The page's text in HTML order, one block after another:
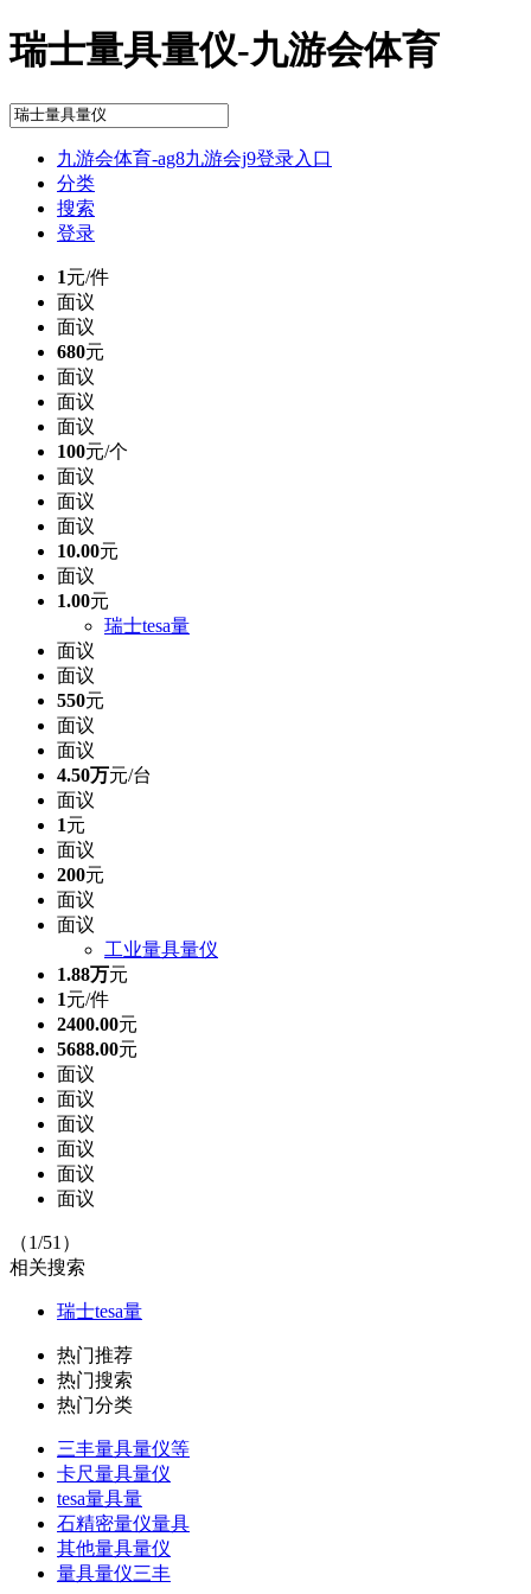
瑞士量具量仪-九游会体育
九游会体育-ag8九游会j9登录入口
分类
搜索
登录
1元/件
面议
面议
680元
面议
面议
面议
100元/个
面议
面议
面议
10.00元
面议
1.00元
瑞士tesa量
面议
面议
550元
面议
面议
4.50万元/台
面议
1元
面议
200元
面议
面议
工业量具量仪
1.88万元
1元/件
2400.00元
5688.00元
面议
面议
面议
面议
面议
面议
（1/51）
相关搜索
瑞士tesa量
热门推荐
热门搜索
热门分类
三丰量具量仪等
卡尺量具量仪
tesa量具量
石精密量仪量具
其他量具量仪
量具量仪三丰